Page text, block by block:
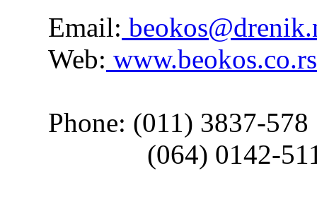
Email:
Web: www.beokos.co.rs
Phone: (011) 3837-578
(064) 0142-